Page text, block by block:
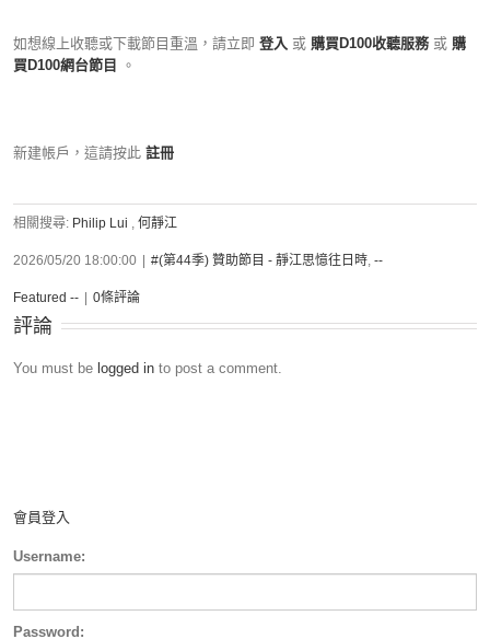
如想線上收聽或下載節目重溫，請立即 登入 或 購買D100收聽服務 或 購
買D100網台節目
。
新建帳戶，這請按此 註冊
相關搜尋: Philip Lui , 何靜江
2026/05/20 18:00:00 #(第44季) 贊助節目 - 靜江思憶往日時, --
Featured -- 0條評論
評論
You must be logged in to post a comment.
會員登入
Username:
Password: